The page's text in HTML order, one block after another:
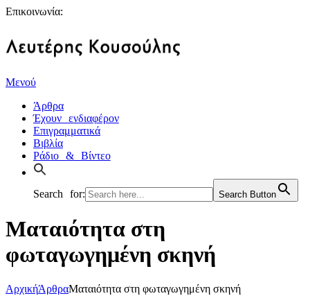
Επικοινωνία:
Μενού
Άρθρα
Έχουν ενδιαφέρον
Επιγραμματικά
Βιβλία
Ράδιο & Βίντεο
Search for: Search Button
Ματαιότητα στη
φωταγωγημένη σκηνή
ΑρχικήΆρθραΜαταιότητα στη φωταγωγημένη σκηνή